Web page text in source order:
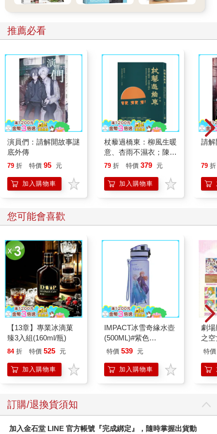
採摘能獲得的量很少，但品質上乘，而且能生產出最好的茶葉。
下一次採摘被稱為「二春茶」，通常會在農曆四月底至五月初進
行採摘，對應陽曆的六月初，此時的枝條長滿葉片，能收獲最大
量的茶葉。
枝條會再次被察看並採摘乾淨，採得的葉片會被製成種類最一般
的茶葉。
第四次採集的是「秋露茶」，只有老的、粗劣的葉片。第三次和
第四次採摘的葉片不會用於外銷茶葉的加工；這些茶葉是專門用
來供應國內消費的。
◆日本茶業的分類
除了少量的紅茶之外，日本生產的所有茶葉都是綠茶，可分為下
列四個種類或說樣式：
1. 玉露茶：或稱「珠露」，有日本製作的最佳茶葉之稱；以遮蔭
法種植，這會使單寧的含量減少，並增加咖啡因的含量，同時還
能使茶葉的顏色鮮亮、風味變甜。
2. 點茶：即茶道用茶，和玉露茶一樣， 在茶園中會被遮蔭種植，
3. 煎茶：普遍常見的茶葉，由幼嫩的葉片製成，並經過充分揉
4. 番茶：是一種粗糙的茶葉，由較粗劣的葉片特製而成，或是在
替煎茶進行二次殺菁的過程中，從生茶葉中分離出來的部分所製
成。
煎茶通常會外銷出口，可進一步分類為：
a. 釜炒茶：於鐵鍋中二次殺菁。釜炒茶的生茶葉會經過充分揉
捻，而且有一點蜷曲。
b. 竹筐焙茶：在竹筐中進行二次殺菁。竹筐焙茶的茶葉是長葉類
型，最高等級的茶葉是針狀的。竹筐焙茶的生茶葉會經過充分揉
捻，型態筆直修長。
c. 原葉茶：屬於中等類型。供本地消費使用。
◆近百年前的臺灣茶產業
要性居次的是黃柑種。
以下是烏龍種與黃柑種以外，所種植的三十種不同茶樹裡的主要
大約四成五的收成是在四月和五月採收；三成五是在夏季，包括
推薦必看
演員們：請解開故事謎
底外傳
79 折 特價 95 元
加入購物車
杖藜過橋東：柳風生暖
意、杏雨不濕衣；陳亮
恭談以心轉境的適齡漫
79 折 特價 379 元
加入購物車
請解
79 折
您可能會喜歡
【13章】專業冰滴菓
臻3入組(160ml/瓶)
84 折 特價 525 元
加入購物車
IMPACT冰雪奇緣水壺
(500ML)#紫色
IMDSB01PL
特價 539 元
加入購物車
劇
之
樂
特價
訂購/退換貨須知
加入金石堂 LINE 官方帳號『完成綁定』，隨時掌握出貨動